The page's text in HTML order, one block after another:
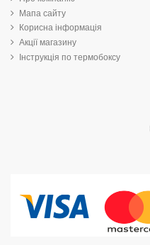
Мапа сайту
Корисна інформація
Акції магазину
Інструкція по термобоксу